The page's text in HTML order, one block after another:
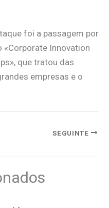
foi a passagem por
Innovation
que tratou das
empresas e o
SEGUINTE